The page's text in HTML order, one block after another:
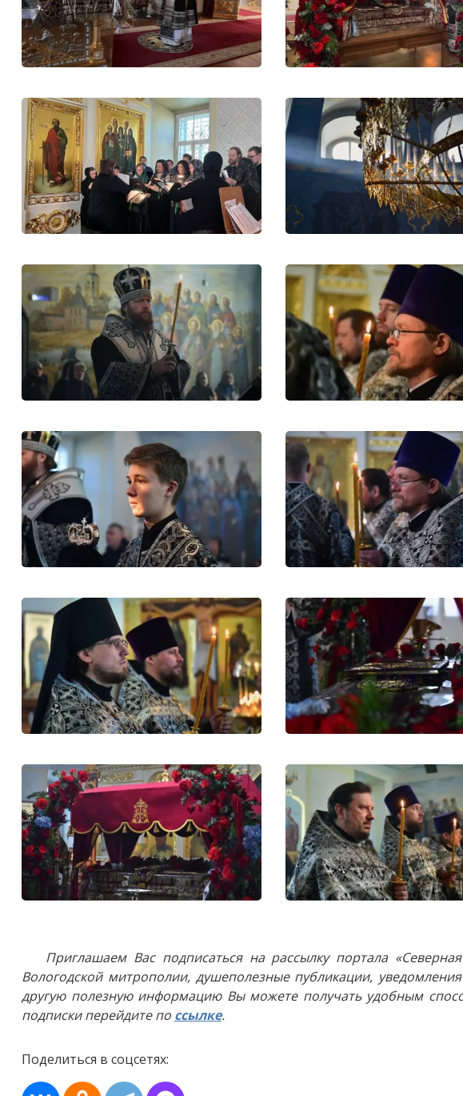
Приглашаем Вас подписаться на рассылку портала
Вологодской митрополии, душеполезные публикации,
другую полезную информацию Вы можете получать удобным
подписки перейдите по ссылке.
Поделиться в соцсетях: